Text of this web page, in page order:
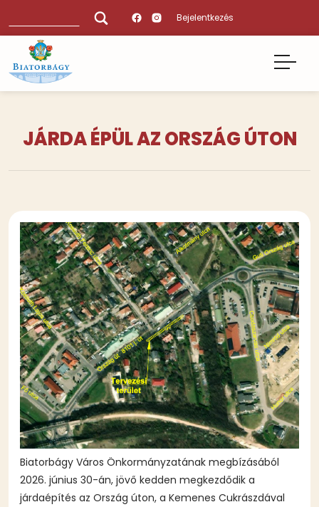
tartalomra
Bejelentkezés
JÁRDA ÉPÜL AZ ORSZÁG ÚTON
Kép
Biatorbágy Város Önkormányzatának megbízásából
2026. június 30-án, jövő kedden megkezdődik a
járdaépítés az Ország úton, a Kemenes Cukrászdával